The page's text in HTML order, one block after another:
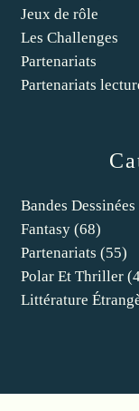
Bandes Dessinées
Fantasy (68)
Partenariats (55)
Polar Et Thriller
Littérature
Jeux de rôle
Les Challenges
Partenariats
Partenariats